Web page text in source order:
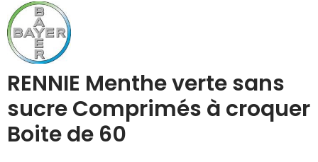
RENNIE Menthe verte sans
sucre Comprimés à croquer
Boite de 60